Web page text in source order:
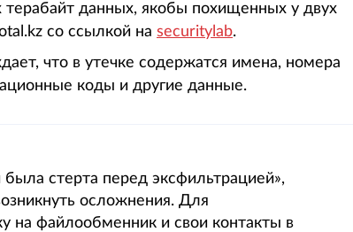
данных, якобы похищенных у двух
со ссылкой на securitylab.
что в утечке содержатся имена, номера
коды и другие данные.
стерта перед эксфильтрацией»,
осложнения. Для
на файлообменник и свои контакты в